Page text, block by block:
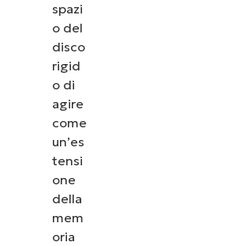
spazi
o del
disco
rigid
o di
agire
come
un’es
tensi
one
della
mem
oria